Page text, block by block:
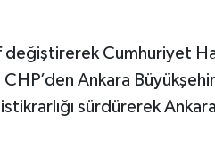
değiştirerek Cumhuriyet
Ankara
sürdürerek